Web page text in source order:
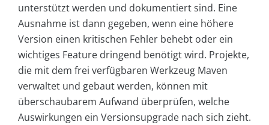
unterstützt werden und dokumentiert sind. Eine
Ausnahme ist dann gegeben, wenn eine höhere
Version einen kritischen Fehler behebt oder ein
wichtiges Feature dringend benötigt wird. Projekte,
die mit dem frei verfügbaren Werkzeug Maven
verwaltet und gebaut werden, können mit
überschaubarem Aufwand überprüfen, welche
Auswirkungen ein Versionsupgrade nach sich zieht.